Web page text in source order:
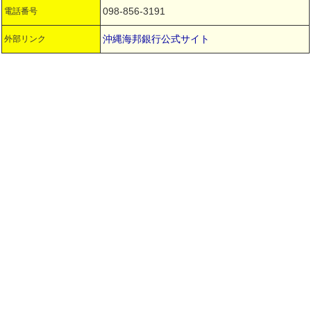
電話番号 098-856-3191
外部リンク 沖縄海邦銀行公式サイト